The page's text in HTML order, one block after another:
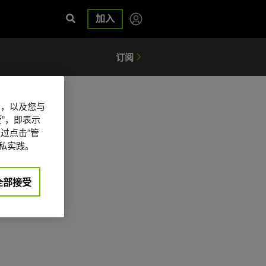
加入
以及您与
，即表示
点击“管
实践。
部接受